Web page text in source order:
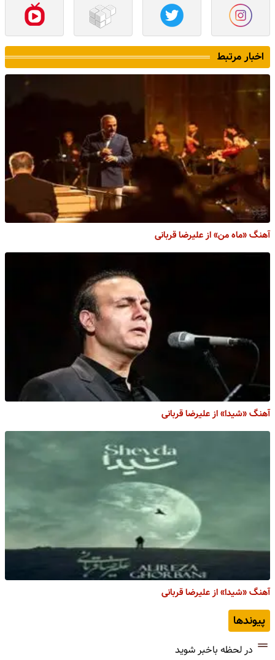
اخبار مرتبط
آهنگ «ماه من» از علیرضا قربانی
آهنگ «شیدا» از علیرضا قربانی
آهنگ «شیدا» از علیرضا قربانی
پیوندها
در لحظه باخبر شوید